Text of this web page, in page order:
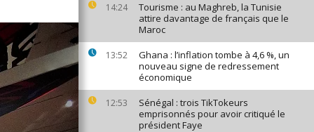
14:24
Tourisme : au Maghreb, la Tunisie
attire davantage de français que le
Maroc
13:52
Ghana : l’inflation tombe à 4,6 %, un
nouveau signe de redressement
économique
12:53
Sénégal : trois TikTokeurs
emprisonnés pour avoir critiqué le
président Faye